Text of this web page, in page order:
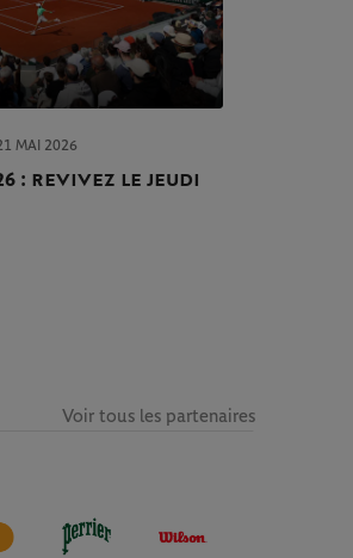
21 MAI 2026
: revivez le jeudi
Voir tous les partenaires